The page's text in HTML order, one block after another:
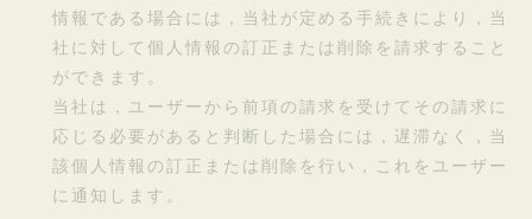
情報である場合には，当社が定める手続きにより，当
社に対して個人情報の訂正または削除を請求すること
ができます。
当社は，ユーザーから前項の請求を受けてその請求に
応じる必要があると判断した場合には，遅滞なく，当
該個人情報の訂正または削除を行い，これをユーザー
に通知します。